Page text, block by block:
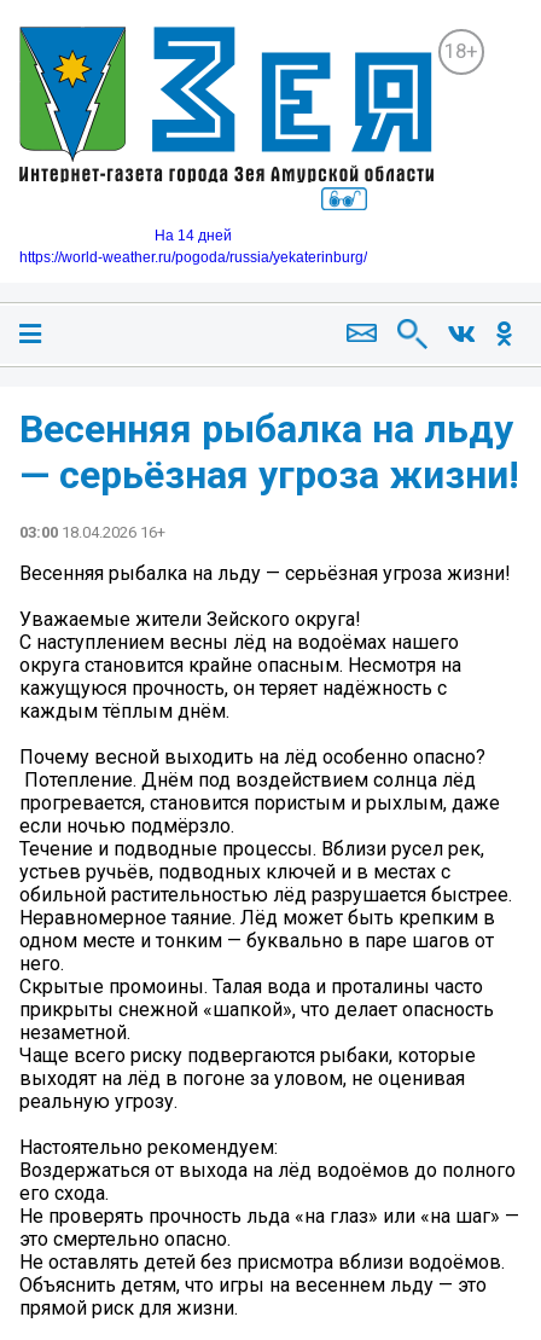
18+
На 14 дней
https://world-weather.ru/pogoda/russia/yekaterinburg/
Весенняя рыбалка на льду
— серьёзная угроза жизни!
03:00 18.04.2026 16+
Весенняя рыбалка на льду — серьёзная угроза жизни!
Уважаемые жители Зейского округа!
С наступлением весны лёд на водоёмах нашего
округа становится крайне опасным. Несмотря на
кажущуюся прочность, он теряет надёжность с
каждым тёплым днём.
Почему весной выходить на лёд особенно опасно?
️ Потепление. Днём под воздействием солнца лёд
прогревается, становится пористым и рыхлым, даже
если ночью подмёрзло.
Течение и подводные процессы. Вблизи русел рек,
устьев ручьёв, подводных ключей и в местах с
обильной растительностью лёд разрушается быстрее.
Неравномерное таяние. Лёд может быть крепким в
одном месте и тонким — буквально в паре шагов от
него.
Скрытые промоины. Талая вода и проталины часто
прикрыты снежной «шапкой», что делает опасность
незаметной.
Чаще всего риску подвергаются рыбаки, которые
выходят на лёд в погоне за уловом, не оценивая
реальную угрозу.
Настоятельно рекомендуем:
Воздержаться от выхода на лёд водоёмов до полного
его схода.
Не проверять прочность льда «на глаз» или «на шаг» —
это смертельно опасно.
Не оставлять детей без присмотра вблизи водоёмов.
Объяснить детям, что игры на весеннем льду — это
прямой риск для жизни.